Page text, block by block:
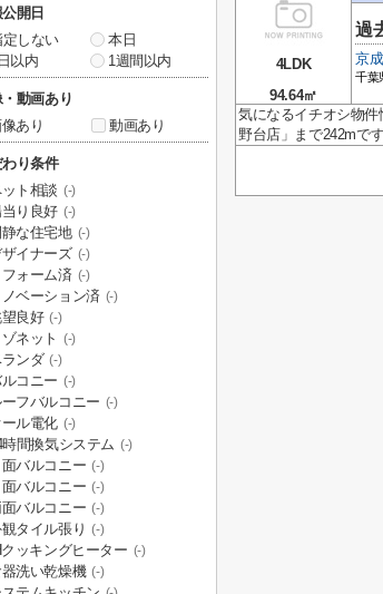
4LDK
94.64㎡
過
京
千葉
気になるイチオシ物
野台店」まで242mで
開日
定しない
本日
以内
1週間以内
動画あり
あり
動画あり
わり条件
ト相談 (-)
当り良好 (-)
静な住宅地 (-)
イナーズ (-)
フォーム済 (-)
ノベーション済 (-)
望良好 (-)
ゾネット (-)
ンダ (-)
コニー (-)
ーフバルコニー (-)
ール電化 (-)
時間換気システム (-)
面バルコニー (-)
面バルコニー (-)
面バルコニー (-)
タイル張り (-)
クッキングヒーター (-)
洗い乾燥機 (-)